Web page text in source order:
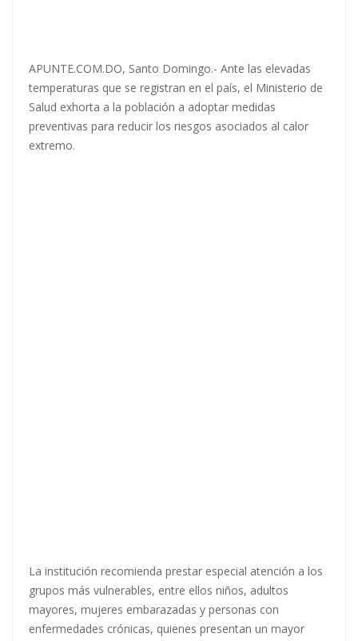
APUNTE.COM.DO, Santo Domingo.- Ante las elevadas
temperaturas que se registran en el país, el Ministerio de
Salud exhorta a la población a adoptar medidas
preventivas para reducir los riesgos asociados al calor
extremo.
La institución recomienda prestar especial atención a los
grupos más vulnerables, entre ellos niños, adultos
mayores, mujeres embarazadas y personas con
enfermedades crónicas, quienes presentan un mayor